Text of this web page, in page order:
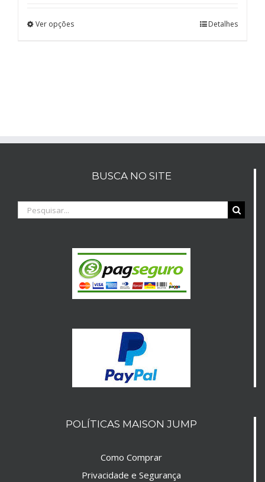
Ver opções Detalhes
BUSCA NO SITE
Buscar
POLÍTICAS MAISON JUMP
Como Comprar
Privacidade e Segurança